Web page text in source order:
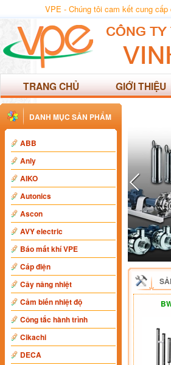
VPE - Chúng tôi cam kết cung
TRANG CHỦ GIỚI THIỆU
DANH MỤC SẢN PHẨM
ABB
Anly
AIKO
Autonics
Ascon
AVY electric
Báo mất khí VPE
Cáp điện
Cây nâng nhiệt
Cảm biến nhiệt độ
Công tắc hành trình
Cikachi
DECA